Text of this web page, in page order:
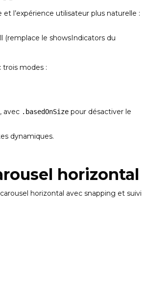
l’expérience utilisateur plus naturelle :
(remplace le showsIndicators du
trois modes :
avec .basedOnSizepour désactiver le
dynamiques.
horizontal
horizontal avec snapping et suivi